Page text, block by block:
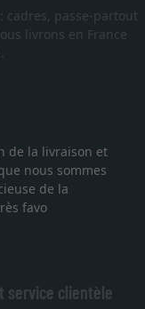
cadres, passe-partout
livrons en France
de la livraison et
nous sommes
de la
favo
service clientèle